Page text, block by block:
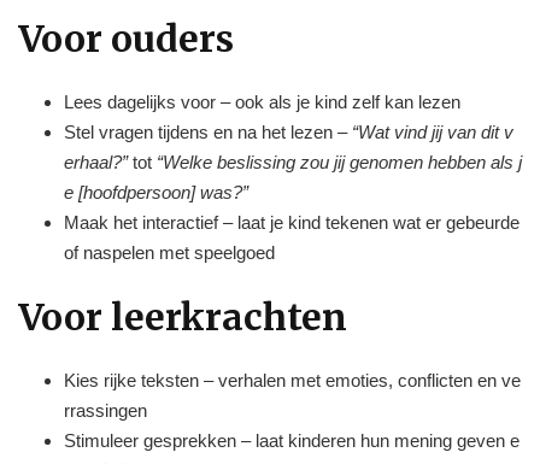
Voor ouders
Lees dagelijks voor – ook als je kind zelf kan lezen
Stel vragen tijdens en na het lezen – “Wat vind jij van dit v
erhaal?”tot “Welke beslissing zou jij genomen hebben als j
e [hoofdpersoon] was?”
Maak het interactief – laat je kind tekenen wat er gebeurde
of naspelen met speelgoed
Voor leerkrachten
Kies rijke teksten – verhalen met emoties, conflicten en ve
rrassingen
Stimuleer gesprekken – laat kinderen hun mening geven e